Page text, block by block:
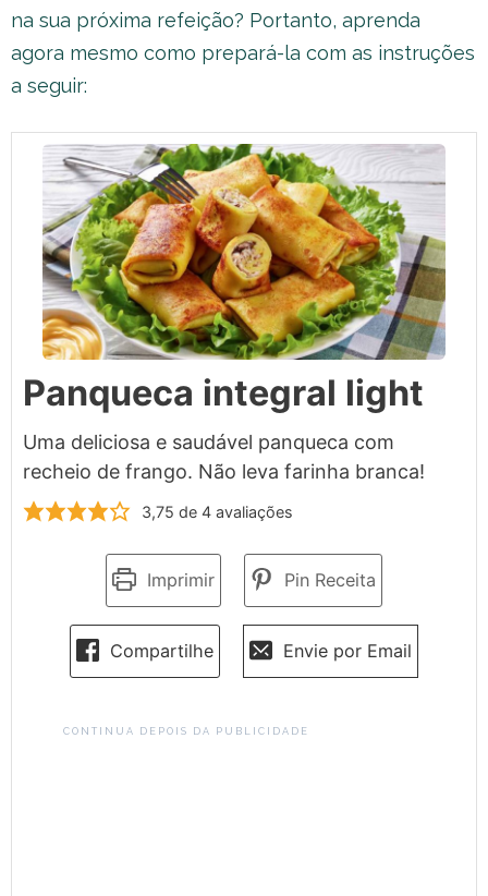
na sua próxima refeição? Portanto, aprenda
agora mesmo como prepará-la com as instruções
a seguir:
Panqueca integral light
Uma deliciosa e saudável panqueca com
recheio de frango. Não leva farinha branca!
3,75 de 4avaliações
Imprimir Pin Receita
Compartilhe Envie por Email
CONTINUA DEPOIS DA PUBLICIDADE